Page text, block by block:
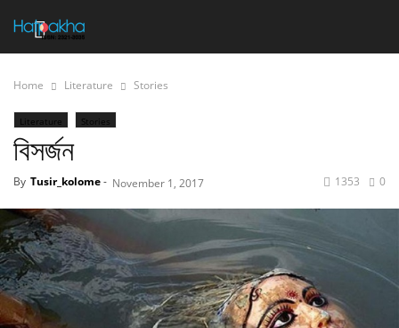
Home Literature Stories
Literature Stories
বিসর্জন
By Tusir_kolome- November 1, 2017 0
1353